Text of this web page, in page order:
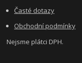
Časté dotazy
Obchodní podmínky
Nejsme plátci DPH.